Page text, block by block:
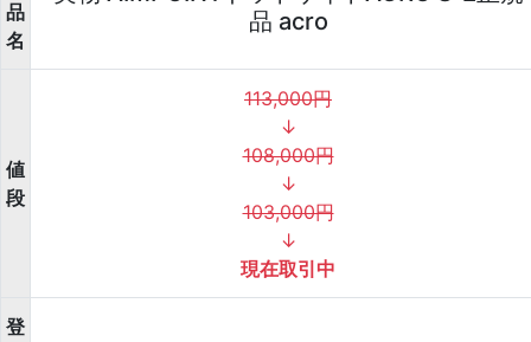
品
名
品 acro
値
段
113,000円
↓
108,000円
↓
103,000円
↓
現在取引中
登